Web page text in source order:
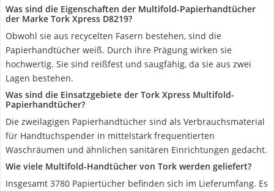
Was sind die Eigenschaften der Multifold-Papierhandtücher
der Marke Tork Xpress D8219?
Obwohl sie aus recycelten Fasern bestehen, sind die
Papierhandtücher weiß. Durch ihre Prägung wirken sie
hochwertig. Sie sind reißfest und saugfähig, da sie aus zwei
Lagen bestehen.
Was sind die Einsatzgebiete der Tork Xpress Multifold-
Papierhandtücher?
Die zweilagigen Papierhandtücher sind als Verbrauchsmaterial
für Handtuchspender in mittelstark frequentierten
Waschräumen und ähnlichen sanitären Einrichtungen gedacht.
Wie viele Multifold-Handtücher von Tork werden geliefert?
Insgesamt 3780 Papiertücher befinden sich im Lieferumfang. Es